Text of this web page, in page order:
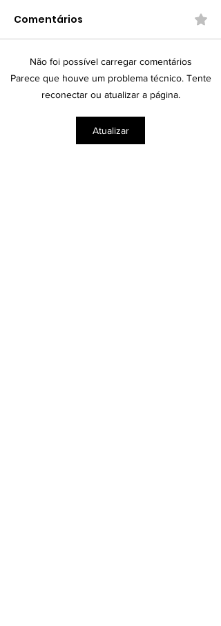
Homem-Aranha: Um
Novo Dia — A Jornada
de Peter
Comentários
Não foi possível carregar comentários
Parece que houve um problema técnico. Tente
reconectar ou atualizar a página.
Atualizar